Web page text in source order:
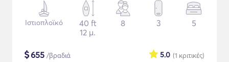
Ιστιοπλοϊκό
40 ft
12 μ.
8 3 5
$655 /βραδιά (1 κριτικές)
5.0